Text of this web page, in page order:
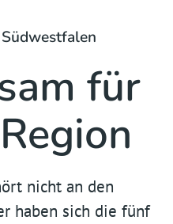
für
nicht an den
haben sich die fünf